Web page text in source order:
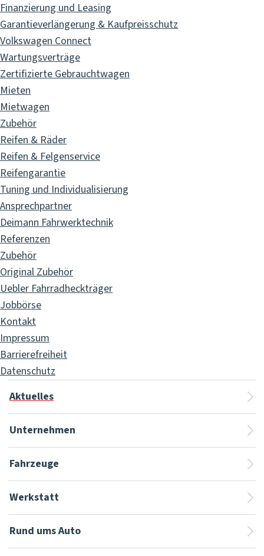
Finanzierung und Leasing
Garantieverlängerung & Kaufpreisschutz
Volkswagen Connect
Wartungsverträge
Zertifizierte Gebrauchtwagen
Mieten
Mietwagen
Zubehör
Reifen & Räder
Reifen & Felgenservice
Reifengarantie
Tuning und Individualisierung
Ansprechpartner
Deimann Fahrwerktechnik
Referenzen
Zubehör
Original Zubehör
Uebler Fahrradheckträger
Jobbörse
Kontakt
Impressum
Barrierefreiheit
Datenschutz
Aktuelles
Unternehmen
Fahrzeuge
Werkstatt
Rund ums Auto